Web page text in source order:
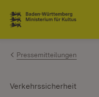
Zum Inhalt springen
Link zur Startseite
Pressemitteilungen
Verkehrssicherheit